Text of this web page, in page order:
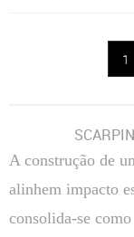
1
A construção de
alinhem impacto
consolida-se